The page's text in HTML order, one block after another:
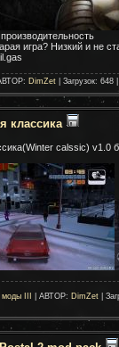
игра? Низкий и не
DimZet | Загрузок:
классика
calssic) v1.0
III | АВТОР: DimZet |